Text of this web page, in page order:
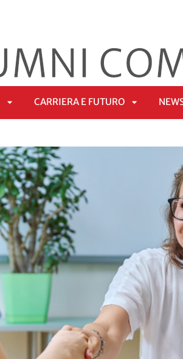
SOTTOMENÙ
CARRIERA E FUTURO